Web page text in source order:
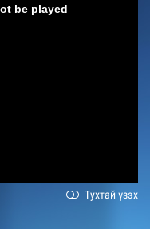
be played
Тухтай үзэх